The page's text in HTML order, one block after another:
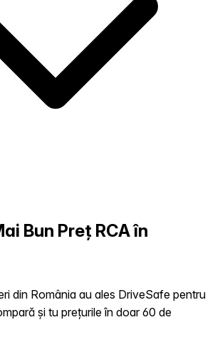
Bun Preț RCA în
din România au ales DriveSafe pentru
și tu prețurile în doar 60 de